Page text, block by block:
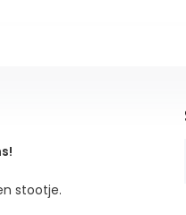
stootje.